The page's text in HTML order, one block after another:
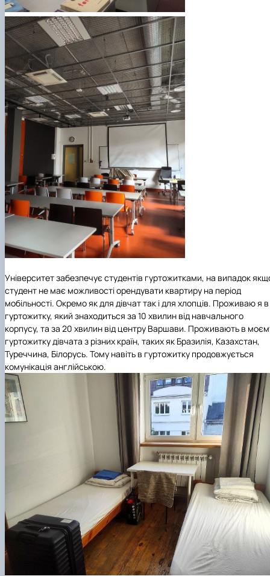
Університет забезпечує студентів гуртожитками, на випадок
студент не має можливості орендувати квартиру на період
мобільності. Окремо як для дівчат так і для хлопців. Проживаю я в
гуртожитку, який знаходиться за 10 хвилин від навчального
корпусу, та за 20 хвилин від центру Варшави. Проживають в
гуртожитку дівчата з різних країн, таких як Бразилія, Казахстан,
Туреччина, Білорусь. Тому навіть в гуртожитку продовжується
комунікація англійською.